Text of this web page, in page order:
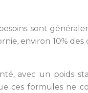
sont
environ 10%
avec un poids
ces formules ne